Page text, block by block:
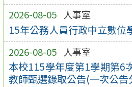
2026-08-05 人事室
15年公務人員行政中立數位
2026-08-05 人事室
本校115學年度第1學期第6
教師甄選錄取公告(一次公告